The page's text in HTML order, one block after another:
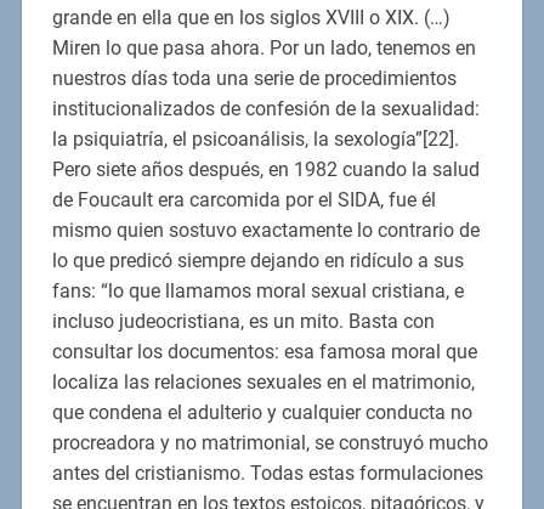
grande en ella que en los siglos XVIII o XIX. (…)
Miren lo que pasa ahora. Por un lado, tenemos en
nuestros días toda una serie de procedimientos
institucionalizados de confesión de la sexualidad:
la psiquiatría, el psicoanálisis, la sexología”[22].
Pero siete años después, en 1982 cuando la salud
de Foucault era carcomida por el SIDA, fue él
mismo quien sostuvo exactamente lo contrario de
lo que predicó siempre dejando en ridículo a sus
fans: “lo que llamamos moral sexual cristiana, e
incluso judeocristiana, es un mito. Basta con
consultar los documentos: esa famosa moral que
localiza las relaciones sexuales en el matrimonio,
que condena el adulterio y cualquier conducta no
procreadora y no matrimonial, se construyó mucho
antes del cristianismo. Todas estas formulaciones
se encuentran en los textos estoicos, pitagóricos, y